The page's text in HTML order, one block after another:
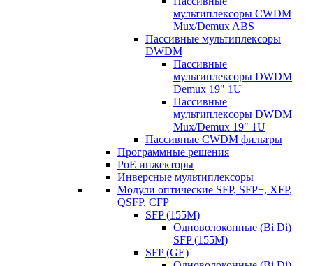
мультиплексоры CWDM
Mux/Demux ABS
Пассивные мультиплексоры
DWDM
Пассивные
мультиплексоры DWDM
Demux 19" 1U
Пассивные
мультиплексоры DWDM
Mux/Demux 19" 1U
Пассивные CWDM фильтры
Программные решения
PoE инжекторы
Инверсные мультиплексоры
Модули оптические SFP, SFP+, XFP,
QSFP, CFP
SFP (155M)
Одноволоконные (Bi Di)
SFP (155M)
SFP (GE)